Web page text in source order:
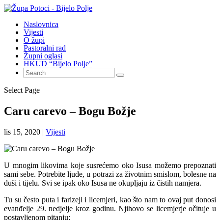
Naslovnica
Vijesti
O župi
Pastoralni rad
Župni oglasi
HKUD “Bijelo Polje”
Select Page
Caru carevo – Bogu Božje
lis 15, 2020 | Vijesti
U mnogim likovima koje susrećemo oko Isusa možemo prepoznati
sami sebe. Potrebite ljude, u potrazi za životnim smislom, bolesne na
duši i tijelu. Svi se ipak oko Isusa ne okupljaju iz čistih namjera.
Tu su često puta i farizeji i licemjeri, kao što nam to ovaj put donosi
evanđelje 29. nedjelje kroz godinu. Njihovo se licemjerje očituje u
postavljenom pitanju: